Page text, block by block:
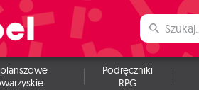
Podręczniki
RPG